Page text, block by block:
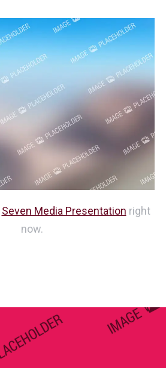
Seven Media Presentation right
now.